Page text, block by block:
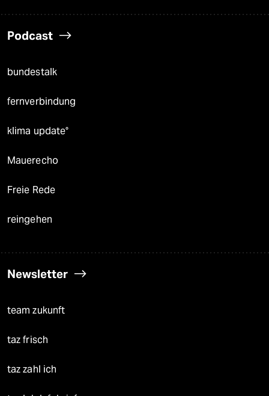
Podcast
bundestalk
fernverbindung
klima update°
Mauerecho
Freie Rede
reingehen
Newsletter
team zukunft
taz frisch
taz zahl ich